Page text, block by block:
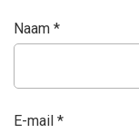
Naam *
E-mail *